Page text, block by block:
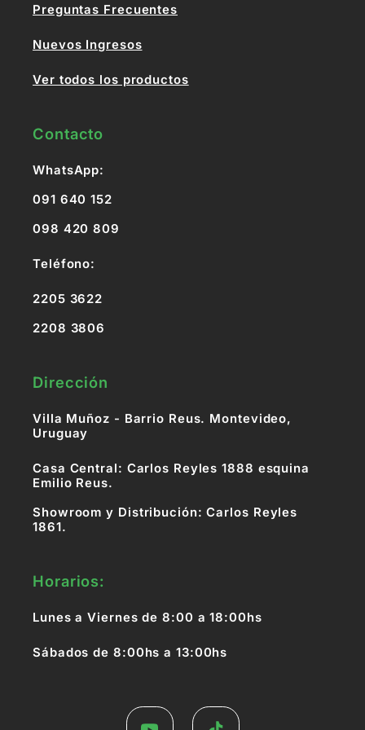
Preguntas Frecuentes
Nuevos Ingresos
Ver todos los productos
Contacto
WhatsApp:
091 640 152
098 420 809
Teléfono:
2205 3622
2208 3806
Dirección
Villa Muñoz - Barrio Reus. Montevideo,
Uruguay
Casa Central: Carlos Reyles 1888 esquina
Emilio Reus.
Showroom y Distribución: Carlos Reyles
1861.
Horarios:
Lunes a Viernes de 8:00 a 18:00hs
Sábados de 8:00hs a 13:00hs